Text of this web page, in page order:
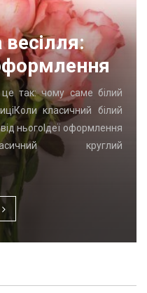
весілля:
це так: чому саме білий
класичний білий
ньогоІдеї оформлення
круглий